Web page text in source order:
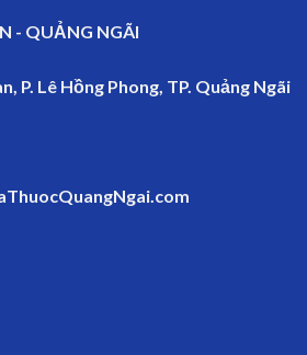
- QUẢNG NGÃI
P. Lê Hồng Phong, TP. Quảng Ngãi